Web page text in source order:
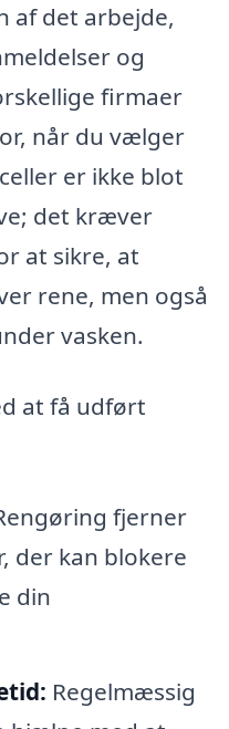
af det arbejde,
og
firmaer
når du vælger
er ikke blot
det kræver
at sikre, at
rene, men også
vasken.
at få udført
fjerner
der kan blokere
din
Regelmæssig